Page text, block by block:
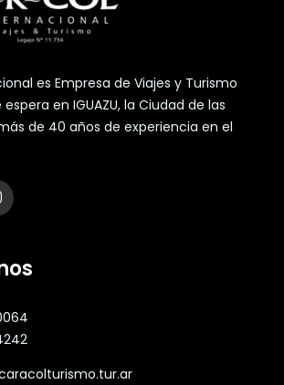
es Empresa de Viajes y Turismo
en IGUAZU, la Ciudad de las
de 40 años de experiencia en el